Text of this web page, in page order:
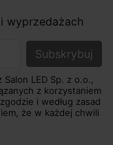
wyprzedażach
LED Sp. z o.o.,
z korzystaniem
i według zasad
że w każdej chwili